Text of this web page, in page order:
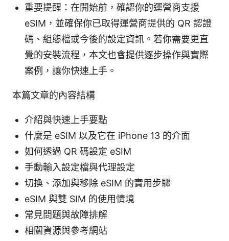
重要提醒：在開始前，確認你的運營商支援
eSIM，並確保你已取得運營商提供的 QR 認證
碼、組態檔或今後的設定資訊。若你需要更直
覺的安裝流程，本文也會提供逐步操作與實際
案例，讓你快速上手。
本篇文章的內容結構
介紹與快速上手要點
什麼是 eSIM 以及它在 iPhone 13 的介面
如何透過 QR 碼設定 eSIM
手動輸入設定檔與代理設定
切換、添加與移除 eSIM 的實用步驟
eSIM 與雙 SIM 的使用情境
常見問題與故障排解
相關資源與參考網站